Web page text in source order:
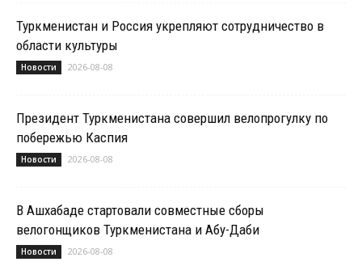
Туркменистан и Россия укрепляют сотрудничество в
области культуры
Новости 2026-08-08
Президент Туркменистана совершил велопрогулку по
побережью Каспия
Новости 2026-08-08
В Ашхабаде стартовали совместные сборы
велогонщиков Туркменистана и Абу-Даби
Новости 2026-08-08